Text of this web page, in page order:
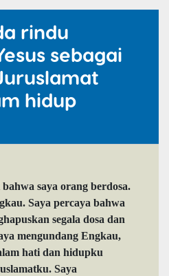
rindu
sebagai
hidup
saya orang berdosa.
Saya percaya bahwa
segala dosa dan
mengundang Engkau,
hati dan hidupku
Saya